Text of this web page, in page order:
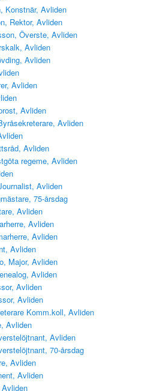
Konstnär, Avliden
Rektor, Avliden
Överste, Avliden
Avliden
Avliden
Avliden
Avliden
Avliden
Avliden
regeme, Avliden
Avliden
75-årsdag
Avliden
Avliden
Avliden
Avliden
Major, Avliden
Avliden
Avliden
Avliden
Komm.koll, Avliden
Avliden
Avliden
70-årsdag
Avliden
Avliden